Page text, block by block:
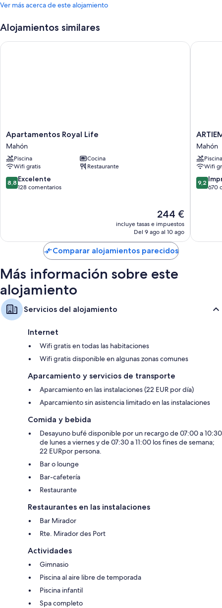
Ver más acerca de este alojamiento
Alojamientos similares
Apartamentos
Royal
Life
Mahón
Apartamentos Royal Life
Mahón
Piscina
Cocina
Wifi gratis
Restaurante
8.8
sobre
8,8 Excelente
128 comentarios
El
precio
actual
de
244 €
244 €
incluye tasas e impuestos
Del 9 ago al 10 ago
Apartamentos Royal Life
ARTIEM
Capri
Hotel
Mahón
Mahón
Piscina
Wifi
9.2
sobre
9,2
670
Comparar alojamientos parecidos
Más información sobre este
alojamiento
Servicios del alojamiento
Internet
Wifi gratis en todas las habitaciones
Wifi gratis disponible en algunas zonas comunes
Aparcamiento y servicios de transporte
Aparcamiento en las instalaciones (22 EUR por día)
Aparcamiento sin asistencia limitado en las instalaciones
Comida y bebida
Desayuno bufé disponible por un recargo de 07:00 a 10:30
de lunes a viernes y de 07:30 a 11:00 los fines de semana;
22 EURpor persona.
Bar o lounge
Bar-cafetería
Restaurante
Restaurantes en las instalaciones
Bar Mirador
Rte. Mirador des Port
Actividades
Gimnasio
Piscina al aire libre de temporada
Piscina infantil
Spa completo